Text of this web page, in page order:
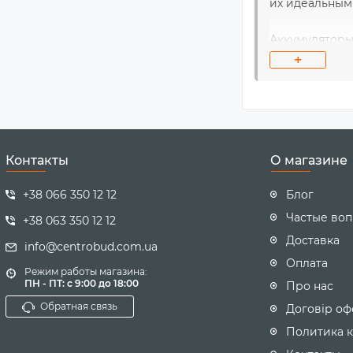
их
конкретного
Высокое
товары
магазине и
поддержки
вашей
+
Контакты
+38 066 350 12 12
+38 063 350 12 12
info@centrobud.com.ua
Режим работы магазина:
ПН - ПТ: с 9:00 до 18:00
Обратная связь
О магазине
Блог
Частые
Доставка
Оплата
Про нас
Договір
Политика